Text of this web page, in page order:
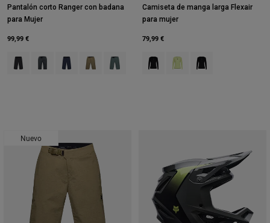
Pantalón corto Ranger con badana
para Mujer
99,99 €
Product swatch type of Negro.
Product swatch type of Gris Sombra Oscuro.
Product swatch type of Azul medianoche.
Product swatch type of Verde militar.
Product swatch type of Verde salvia.
Camiseta de manga larga Flexair
para mujer
79,99 €
Product swatch type of Negro.
Product swatch type of
Product swatch
Nuevo